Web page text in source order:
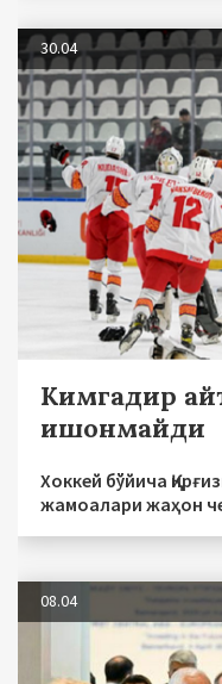
30.04
Кимгадир
ишонмайди
Хоккей бўйича
жамоалари жаҳон
08.04